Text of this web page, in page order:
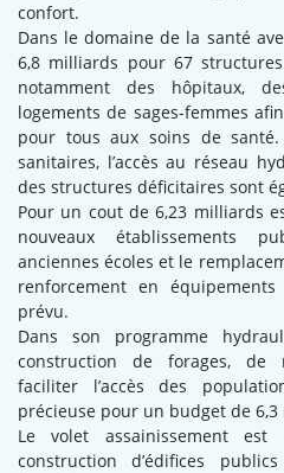
confort.
Dans le domaine de la santé
6,8 milliards pour 67
notamment des hôpitaux,
logements de sages-femmes
pour tous aux soins de santé.
sanitaires, l’accès au réseau
des structures déficitaires sont
Pour un cout de 6,23 milliards
nouveaux établissements
anciennes écoles et le
renforcement en
prévu.
Dans son programme
construction de forages, de
faciliter l’accès des
précieuse pour un budget de
Le volet assainissement
construction d’édifices